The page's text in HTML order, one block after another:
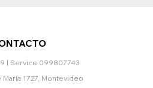
| Service 099807743
1727, Montevideo